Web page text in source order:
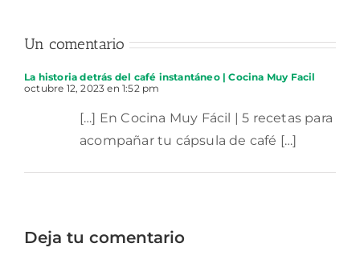
Un comentario
La historia detrás del café instantáneo | Cocina Muy Facil
octubre 12, 2023 en 1:52 pm
[…] En Cocina Muy Fácil | 5 recetas para
acompañar tu cápsula de café […]
Deja tu comentario